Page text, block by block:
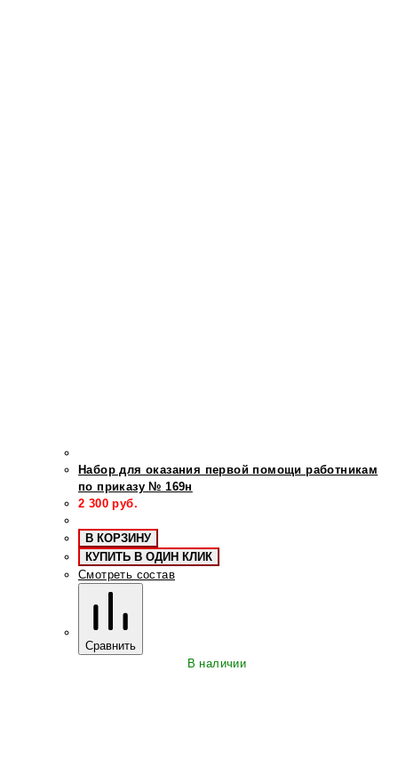
Набор для оказания первой помощи работникам
по приказу № 169н
2 300 руб.
В КОРЗИНУ
КУПИТЬ В ОДИН КЛИК
Смотреть состав
Сравнить
В наличии